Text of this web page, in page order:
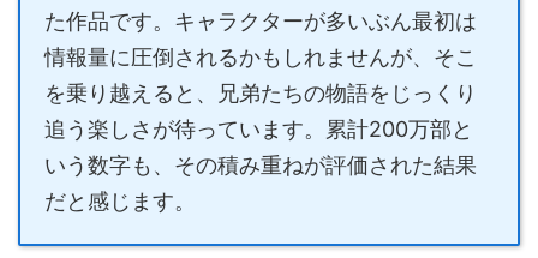
た作品です。キャラクターが多いぶん最初は
情報量に圧倒されるかもしれませんが、そこ
を乗り越えると、兄弟たちの物語をじっくり
追う楽しさが待っています。累計200万部と
いう数字も、その積み重ねが評価された結果
だと感じます。